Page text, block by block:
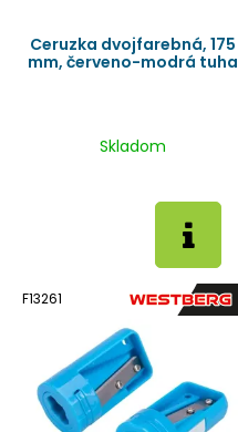
Ceruzka dvojfarebná, 175
mm, červeno-modrá tuha
Skladom
F13261